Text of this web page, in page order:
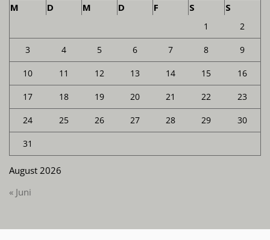
August 2026
M D M D F S S
1 2
3 4 5 6 7 8 9
10 11 12 13 14 15 16
17 18 19 20 21 22 23
24 25 26 27 28 29 30
31
« Juni